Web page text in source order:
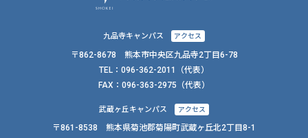
九品寺キャンパス アクセス
〒862-8678 熊本市中央区九品寺2丁目6-78
TEL： 096-362-2011
（代表）
FAX： 096-363-2975（代表）
武蔵ヶ丘キャンパス アクセス
〒861-8538 熊本県菊池郡菊陽町武蔵ヶ丘北2丁目8-1